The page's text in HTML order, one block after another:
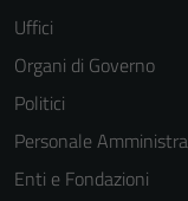
Uffici
Organi di Governo
Politici
Personale
Enti e Fondazioni